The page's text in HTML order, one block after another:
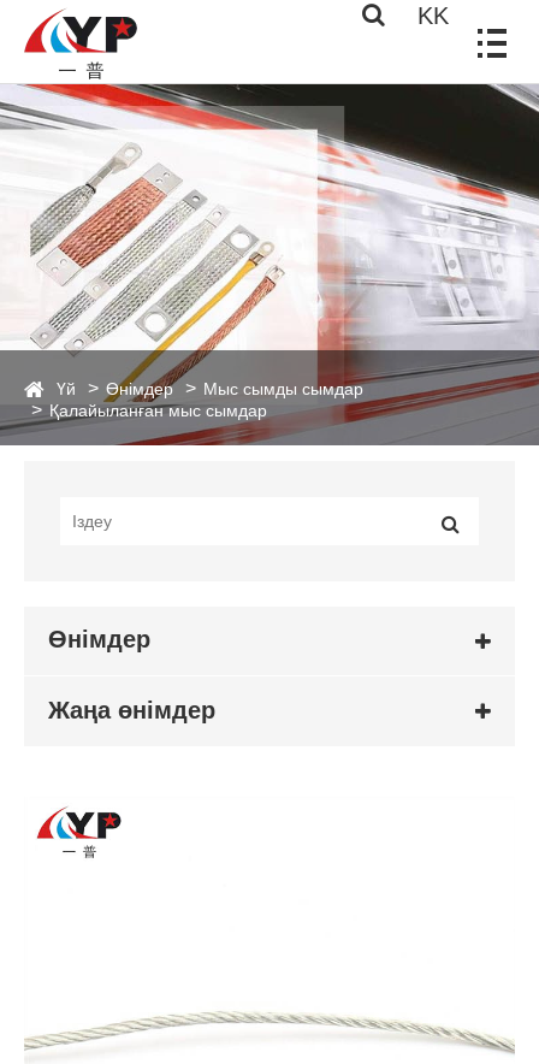
KK
Үй Өнімдер
Мыс сымды сымдар
Қалайыланған мыс сымдар
Өнімдер
Жаңа өнімдер